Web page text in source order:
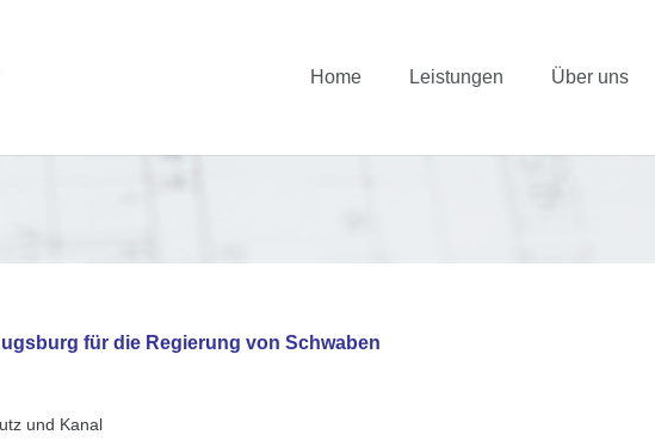
Home Leistungen Über uns
für die Regierung von Schwaben
und Kanal